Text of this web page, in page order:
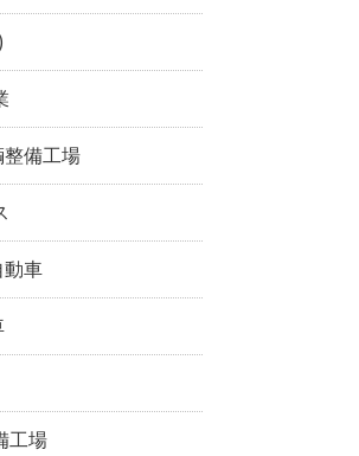
備工場
動車
工場